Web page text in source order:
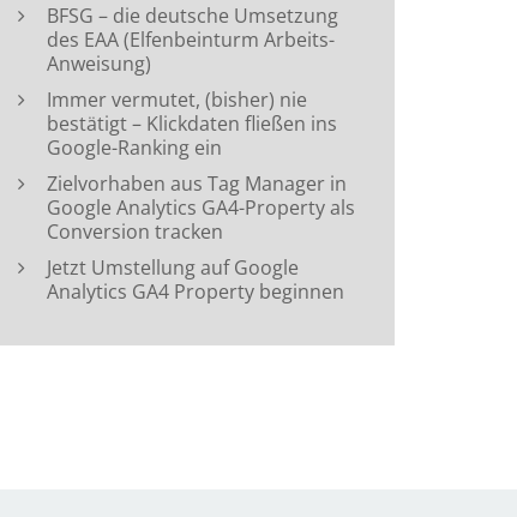
BFSG – die deutsche Umsetzung
des EAA (Elfenbeinturm Arbeits-
Anweisung)
Immer vermutet, (bisher) nie
bestätigt – Klickdaten fließen ins
Google-Ranking ein
Zielvorhaben aus Tag Manager in
Google Analytics GA4-Property als
Conversion tracken
Jetzt Umstellung auf Google
Analytics GA4 Property beginnen